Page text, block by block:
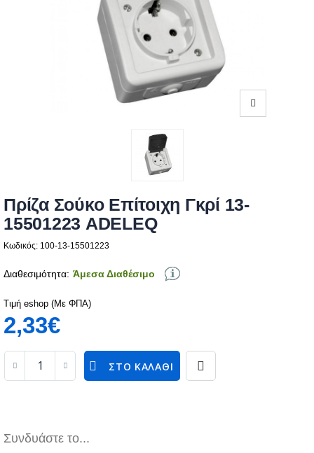
Πρίζα Σούκο Επίτοιχη Γκρί 13-
15501223 ADELEQ
Κωδικός: 100-13-15501223
Διαθεσιμότητα: Άμεσα Διαθέσιμο
Τιμή eshop (Με ΦΠΑ)
2,33€
ΣΤΟ ΚΑΛΆΘΙ
Συνδυάστε το...